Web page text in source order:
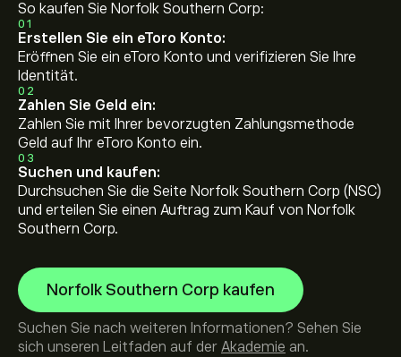
So kaufen Sie Norfolk Southern Corp:
01
Erstellen Sie ein eToro Konto:
Eröffnen Sie ein eToro Konto und verifizieren Sie Ihre
Identität.
02
Zahlen Sie Geld ein:
Zahlen Sie mit Ihrer bevorzugten Zahlungsmethode
Geld auf Ihr eToro Konto ein.
03
Suchen und kaufen:
Durchsuchen Sie die Seite Norfolk Southern Corp (NSC)
und erteilen Sie einen Auftrag zum Kauf von Norfolk
Southern Corp.
Norfolk Southern Corp kaufen
Suchen Sie nach weiteren Informationen? Sehen Sie
sich unseren Leitfaden auf der Akademie an.